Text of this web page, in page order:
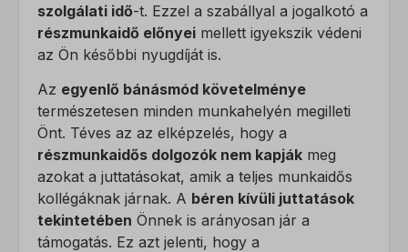
szolgálati idő-t. Ezzel a szabállyal a jogalkotó a
részmunkaidő előnyei mellett igyekszik védeni
az Ön későbbi nyugdíját is.
Az egyenlő bánásmód követelménye
természetesen minden munkahelyén megilleti
Önt. Téves az az elképzelés, hogy a
részmunkaidős dolgozók nem kapják meg
azokat a juttatásokat, amik a teljes munkaidős
kollégáknak járnak. A béren kívüli juttatások
tekintetében Önnek is arányosan jár a
támogatás. Ez azt jelenti, hogy a